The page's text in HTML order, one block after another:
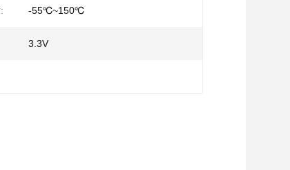
-55℃~150℃
3.3V